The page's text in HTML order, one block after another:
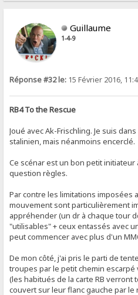
Guillaume
1-4-9
Réponse #32 le: 15 Février 2016,
RB4 To the Rescue
Joué avec Ak-Frischling. Je suis
stalinien, mais néanmoins encerclé.
Ce scénar est un bon petit initiateur
question règles.
Par contre les limitations imposées
mouvement sont particulièrement
appréhender (un dr à chaque tour
"utilisables" + ceux entassés avec
peut commencer avec plus d'un
De mon côté, j'ai pris le parti de
troupes par le petit chemin
(les habitués de la carte RB verront
couvert sur leur flanc gauche par